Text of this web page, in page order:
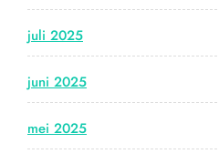
juli 2025
juni 2025
mei 2025